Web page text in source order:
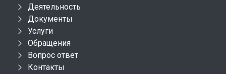
Деятельность
Документы
Услуги
Обращения
Вопрос ответ
Контакты